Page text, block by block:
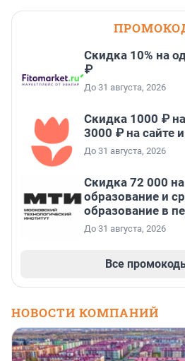
Скидка 10% на
₽
До 31 августа, 2026
Скидка 1000 ₽
3000 ₽ на сайте
До 31 августа, 2026
Скидка 72 000
образование и
образование в
До 31 августа, 2026
Все
НОВОСТИ КОМПАНИЙ